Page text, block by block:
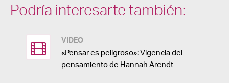
Podría interesarte también:
VIDEO
«Pensar es peligroso»: Vigencia del
pensamiento de Hannah Arendt